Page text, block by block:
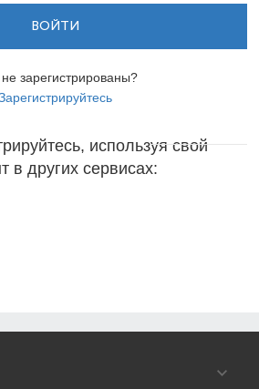
ВОЙТИ
зарегистрированы?
используя свой
в других сервисах: